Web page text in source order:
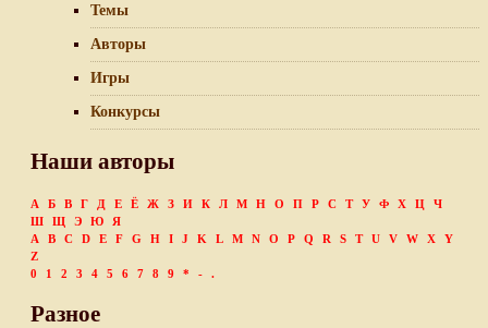
Темы
Авторы
Игры
Конкурсы
Наши авторы
А Б В Г Д Е Ё Ж З И К Л М Н О П Р С Т У Ф Х Ц
Ч
Ш
Щ Э Ю
Я
A
B C D E F G H I J K L M N O P Q R S T U V W X
Y
Z
0
1 2 3 4 5 6 7 8 9 * - .
Разное